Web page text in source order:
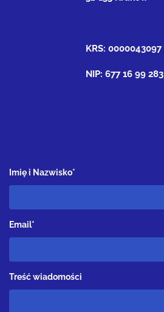
KRS: 0000043097
NIP: 677 16 99 283
Imię i Nazwisko*
Email*
Treść wiadomości